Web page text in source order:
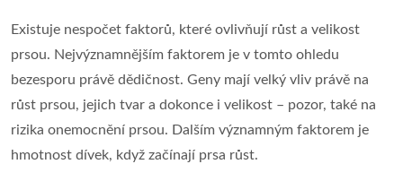
Existuje nespočet faktorů, které ovlivňují růst a velikost
prsou. Nejvýznamnějším faktorem je v tomto ohledu
bezesporu právě dědičnost. Geny mají velký vliv právě na
růst prsou, jejich tvar a dokonce i velikost – pozor, také na
rizika onemocnění prsou. Dalším významným faktorem je
hmotnost dívek, když začínají prsa růst.